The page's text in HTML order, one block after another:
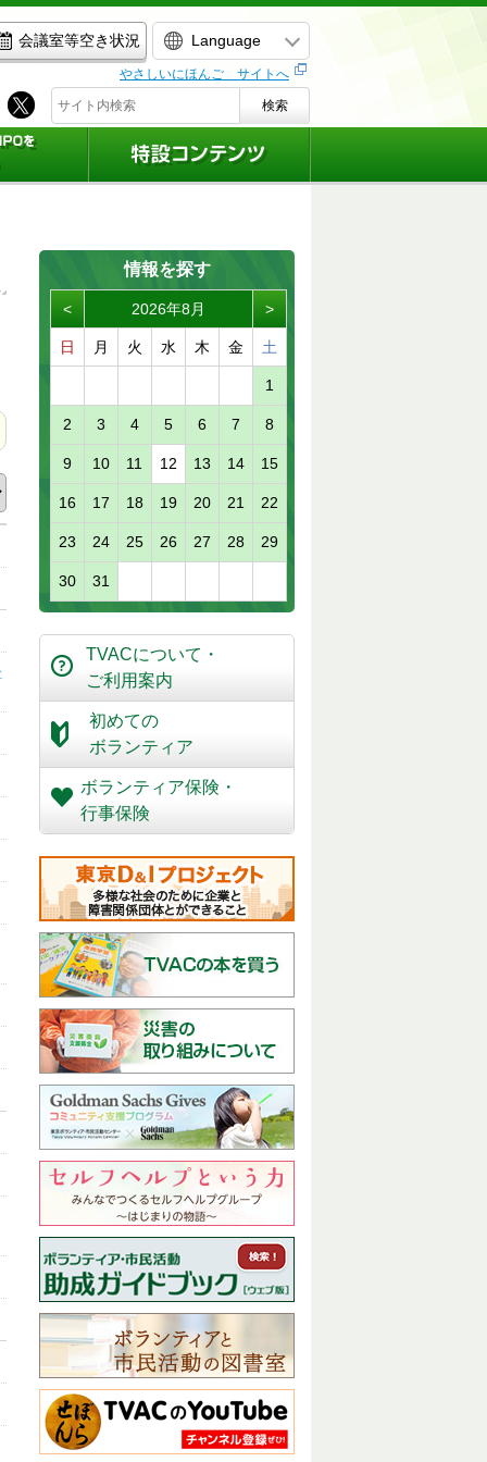
会議室等空き状況 Language
やさしいにほんご サイトへ
検索
情報を探す
< 2026年8月 >
日 月 火 水 木 金 土
1
2 3 4 5 6 7 8
9 10 11 12 13 14 15
16 17 18 19 20 21 22
23 24 25 26 27 28 29
30 31
TVACについて・
ご利用案内
初めての
ボランティア
ボランティア保険・
行事保険